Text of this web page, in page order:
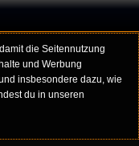
die Seitennutzung
und Werbung
insbesondere dazu, wie
du in unseren